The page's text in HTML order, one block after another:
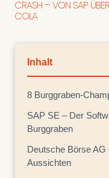
CRASH – VON SAP
COLA
Inhalt
8 Burggraben-
SAP SE – Der
Burggraben
Deutsche Börse
Aussichten